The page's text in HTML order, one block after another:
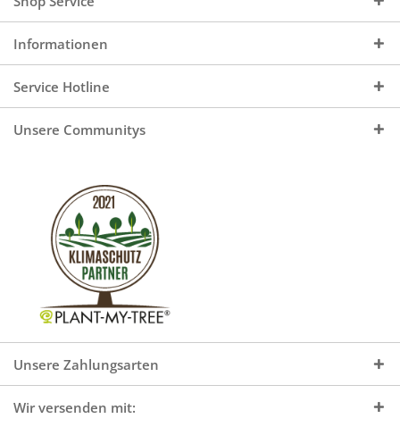
Informationen
Service Hotline
Unsere Communitys
Unsere Zahlungsarten
Wir versenden mit: